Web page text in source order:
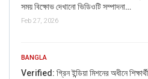
If you want to fact-
WhatsApp it now on
সময় বিক্ষোভ দেখানো ভিডিওটি সম্পাদনা…
Feb 27, 2026
BANGLA
Verified: গ্রিন ইন্ডিয়া মিশনের অধীনে